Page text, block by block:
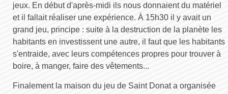
jeux. En début d'après-midi ils nous donnaient du matériel
et il fallait réaliser une expérience. À 15h30 il y avait un
grand jeu, principe : suite à la destruction de la planète les
habitants en investissent une autre, il faut que les habitants
s'entraide, avec leurs compétences propres pour trouver à
boire, à manger, faire des vêtements...
Finalement la maison du jeu de Saint Donat a organisée